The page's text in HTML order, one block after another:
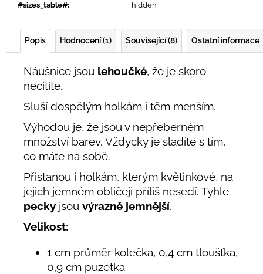
#sizes_table#: hidden
Popis Hodnocení (1) Související (8) Ostatní informace
Náušnice jsou lehoučké, že je skoro
necítíte.
Sluší dospělým holkám i těm menším.
Výhodou je, že jsou v nepřeberném
množství barev. Vždycky je sladíte s tím,
co máte na sobě.
Přistanou i holkám, kterým květinkové, na
jejich jemném obličeji příliš nesedí. Tyhle
pecky jsou výrazně jemnější.
Velikost:
1 cm průměr kolečka, 0,4 cm tloušťka,
0,9 cm puzetka